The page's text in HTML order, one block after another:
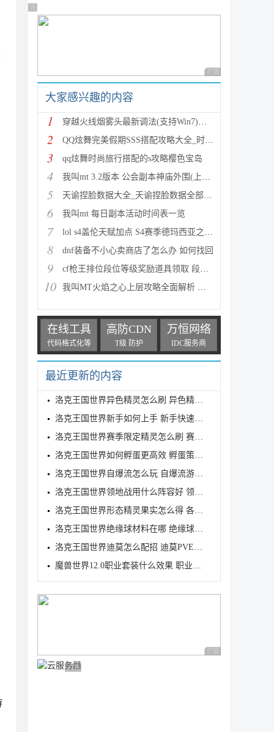
广告 商业广告，理性选择
广告 商业广告，理性
大家感兴趣的内容
1 穿越火线烟雾头最新调法(支持Win7)图文攻略
2 QQ炫舞完美假期SSS搭配攻略大全_时尚旅行完美假期1-15
3 qq炫舞时尚旅行搭配的s攻略樱色宝岛
4 我叫mt 3.2版本 公会副本神庙外围(上层)攻略心得
5 天谕捏脸数据大全_天谕捏脸数据全部汇总
6 我叫mt 每日副本活动时间表一览
7 lol s4盖伦天赋加点 S4赛季德玛西亚之力符文与出装推
8 dnf装备不小心卖商店了怎么办 如何找回
9 cf枪王排位段位等级奖励道具领取 段位等级奖励大全
10 我叫MT火焰之心上层攻略全面解析 挑战拉格罗斯
在线工具
代码格式化等
高防CDN
T级 防护
万恒网络
IDC服务商
最近更新的内容
洛克王国世界异色精灵怎么刷 异色精灵高效刷取指南
洛克王国世界新手如何上手 新手快速入门教学
洛克王国世界赛季限定精灵怎么刷 赛季限定奇遇精灵刷
洛克王国世界如何孵蛋更高效 孵蛋策略分享
洛克王国世界自爆流怎么玩 自爆流游玩心得
洛克王国世界领地战用什么阵容好 领地战速通阵容推荐
洛克王国世界形态精灵果实怎么得 各形态精灵果实获取
洛克王国世界绝缘球材料在哪 绝缘球材料收集线路攻略
洛克王国世界迪莫怎么配招 迪莫PVE与PVP配招推荐
魔兽世界12.0职业套装什么效果 职业套装一览
广告 商业广告，理性
广告 商业广告，理性选择